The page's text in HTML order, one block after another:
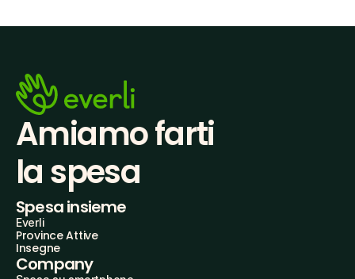
Amiamo farti
la spesa
Spesa insieme
Everli
Province Attive
Insegne
Company